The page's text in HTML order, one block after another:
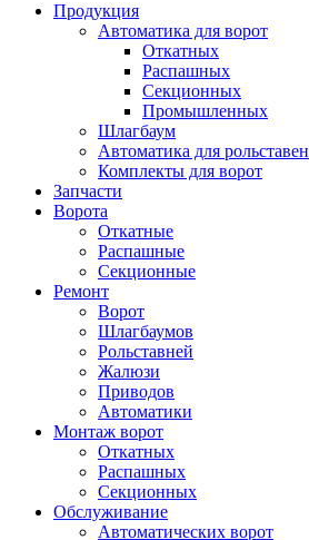
Продукция
Автоматика для ворот
Откатных
Распашных
Секционных
Промышленных
Шлагбаум
Автоматика для рольставен
Комплекты для ворот
Запчасти
Ворота
Откатные
Распашные
Секционные
Ремонт
Ворот
Шлагбаумов
Рольставней
Жалюзи
Приводов
Автоматики
Монтаж ворот
Откатных
Распашных
Секционных
Обслуживание
Автоматических ворот